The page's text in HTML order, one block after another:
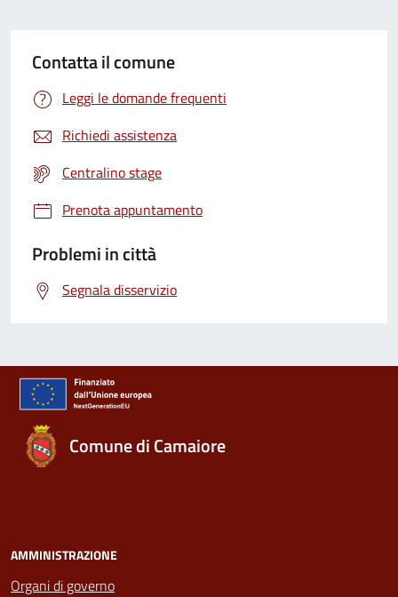
Contatta il comune
Leggi le domande frequenti
Richiedi assistenza
Centralino stage
Prenota appuntamento
Problemi in città
Segnala disservizio
Comune di Camaiore
AMMINISTRAZIONE
Organi di governo